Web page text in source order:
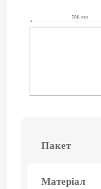
Пакет
Матеріал